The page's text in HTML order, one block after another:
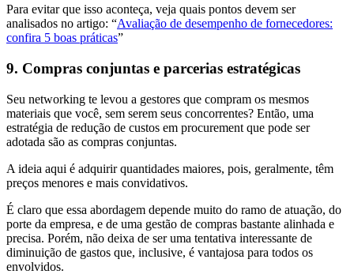
Para evitar que isso aconteça, veja quais pontos devem ser
analisados no artigo: “Avaliação de desempenho de fornecedores:
confira 5 boas práticas”
9. Compras conjuntas e parcerias estratégicas
Seu networking te levou a gestores que compram os mesmos
materiais que você, sem serem seus concorrentes? Então, uma
estratégia de redução de custos em procurement que pode ser
adotada são as compras conjuntas.
A ideia aqui é adquirir quantidades maiores, pois, geralmente, têm
preços menores e mais convidativos.
É claro que essa abordagem depende muito do ramo de atuação, do
porte da empresa, e de uma gestão de compras bastante alinhada e
precisa. Porém, não deixa de ser uma tentativa interessante de
diminuição de gastos que, inclusive, é vantajosa para todos os
envolvidos.